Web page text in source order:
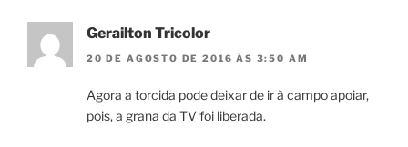
Gerailton Tricolor
20 DE AGOSTO DE 2016 ÀS 3:50 AM
Agora a torcida pode deixar de ir à campo apoiar,
pois, a grana da TV foi liberada.